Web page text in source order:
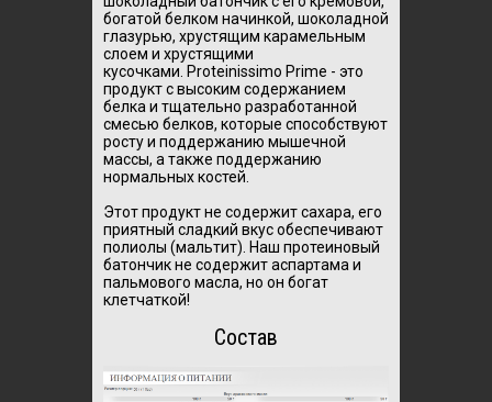
богатой белком начинкой, шоколадной
глазурью, хрустящим карамельным
слоем и хрустящими
кусочками. Proteinissimo Prime - это
продукт с высоким содержанием
белка и тщательно разработанной
смесью белков, которые способствуют
росту и поддержанию мышечной
массы, а также поддержанию
нормальных костей.
Этот продукт не содержит сахара, его
приятный сладкий вкус обеспечивают
полиолы (мальтит). Наш протеиновый
батончик не содержит аспартама и
пальмового масла, но он богат
клетчаткой!
Состав